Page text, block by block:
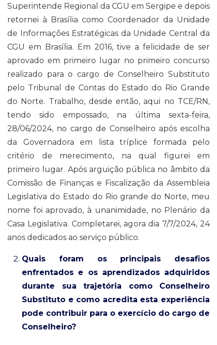
Superintende Regional da CGU em Sergipe e depois
retornei à Brasília como Coordenador da Unidade
de Informações Estratégicas da Unidade Central da
CGU em Brasília. Em 2016, tive a felicidade de ser
aprovado em primeiro lugar no primeiro concurso
realizado para o cargo de Conselheiro Substituto
pelo Tribunal de Contas do Estado do Rio Grande
do Norte. Trabalho, desde então, aqui no TCE/RN,
tendo sido empossado, na última sexta-feira,
28/06/2024, no cargo de Conselheiro após escolha
da Governadora em lista tríplice formada pelo
critério de merecimento, na qual figurei em
primeiro lugar. Após arguição pública no âmbito da
Comissão de Finanças e Fiscalização da Assembleia
Legislativa do Estado do Rio grande do Norte, meu
nome foi aprovado, à unanimidade, no Plenário da
Casa Legislativa. Completarei, agora dia 7/7/2024, 24
anos dedicados ao serviço público.
Quais foram os principais desafios
enfrentados e os aprendizados adquiridos
durante sua trajetória como Conselheiro
Substituto e como acredita esta experiência
pode contribuir para o exercício do cargo de
Conselheiro?